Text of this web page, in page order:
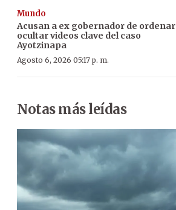
Mundo
Acusan a ex gobernador de ordenar
ocultar videos clave del caso
Ayotzinapa
Agosto 6, 2026 05:17 p. m.
Notas más leídas